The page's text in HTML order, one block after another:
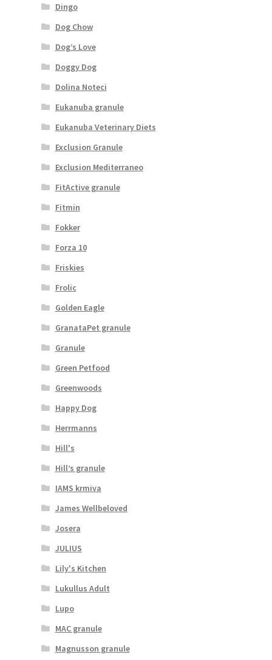
Dingo
Dog Chow
Dog’s Love
Doggy Dog
Dolina Noteci
Eukanuba granule
Eukanuba Veterinary Diets
Exclusion Granule
Exclusion Mediterraneo
FitActive granule
Fitmin
Fokker
Forza 10
Friskies
Frolic
Golden Eagle
GranataPet granule
Granule
Green Petfood
Greenwoods
Happy Dog
Herrmanns
Hill's
Hill’s granule
IAMS krmiva
James Wellbeloved
Josera
JULIUS
Lily's Kitchen
Lukullus Adult
Lupo
MAC granule
Magnusson granule